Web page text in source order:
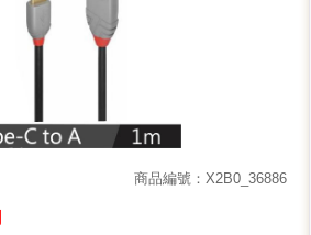
商品編號：X2B0_36886